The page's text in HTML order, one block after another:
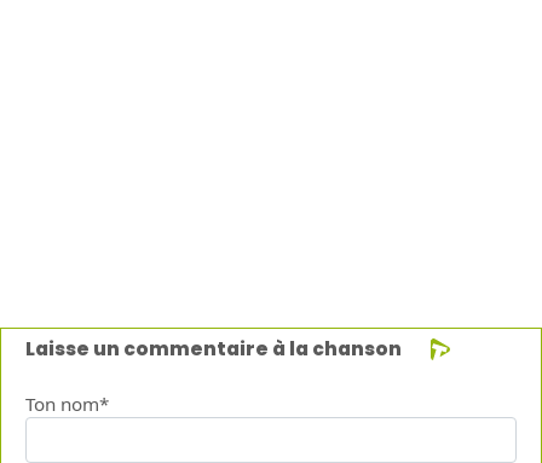
Laisse un commentaire à la chanson
Ton nom*